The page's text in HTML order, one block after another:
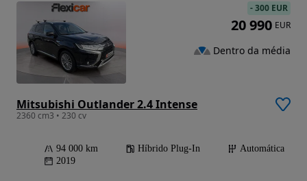
Mitsubishi Outlander 2.4 Intense
2360 cm3 • 230 cv
94 000 km Híbrido Plug-In
Automática
2019
-300 EUR
20 990 EUR
Dentro da média